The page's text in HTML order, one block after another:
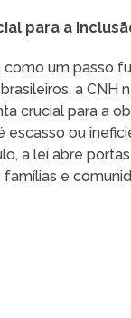
para a
como um passo
a
crucial para a
ou
a lei abre
e